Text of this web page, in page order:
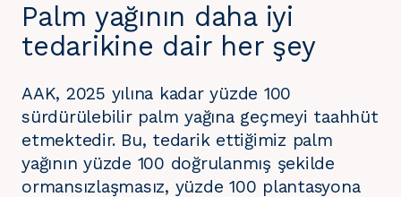
Palm yağının daha iyi
tedarikine dair her şey
AAK, 2025 yılına kadar yüzde 100
sürdürülebilir palm yağına geçmeyi taahhüt
etmektedir. Bu, tedarik ettiğimiz palm
yağının yüzde 100 doğrulanmış şekilde
ormansızlaşmasız, yüzde 100 plantasyona